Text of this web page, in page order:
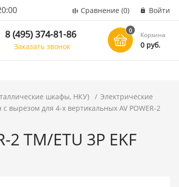
Сравнение (0) Войти
8 (495) 374-81-86
Заказать звонок
0
Корзина
0 руб.
шкафы, НКУ)
Электрические
с вырезом для 4-х вертикальных AV POWER-2
TM/ETU 3P EKF